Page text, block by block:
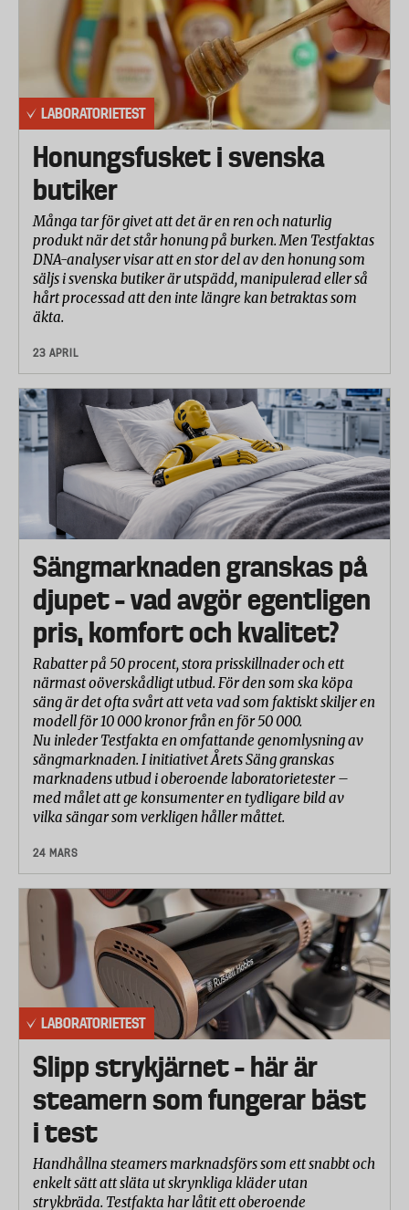
LABORATORIETEST
Honungsfusket i svenska
butiker
Många tar för givet att det är en ren och naturlig
produkt när det står honung på burken. Men Testfaktas
DNA-analyser visar att en stor del av den honung som
säljs i svenska butiker är utspädd, manipulerad eller så
hårt processad att den inte längre kan betraktas som
äkta.
23 APRIL
Sängmarknaden granskas på
djupet – vad avgör egentligen
pris, komfort och kvalitet?
Rabatter på 50 procent, stora prisskillnader och ett
närmast oöverskådligt utbud. För den som ska köpa
säng är det ofta svårt att veta vad som faktiskt skiljer en
modell för 10 000 kronor från en för 50 000.
Nu inleder Testfakta en omfattande genomlysning av
sängmarknaden. I initiativet Årets Säng granskas
marknadens utbud i oberoende laboratorietester –
med målet att ge konsumenter en tydligare bild av
vilka sängar som verkligen håller måttet.
24 MARS
LABORATORIETEST
Slipp strykjärnet – här är
steamern som fungerar bäst
i test
Handhållna steamers marknadsförs som ett snabbt och
enkelt sätt att släta ut skrynkliga kläder utan
strykbräda. Testfakta har låtit ett oberoende